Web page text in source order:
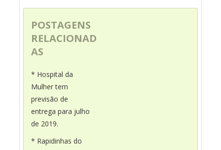
POSTAGENS
RELACIONAD
AS
* Hospital da
Mulher tem
previsão de
entrega para julho
de 2019.
* Rapidinhas do